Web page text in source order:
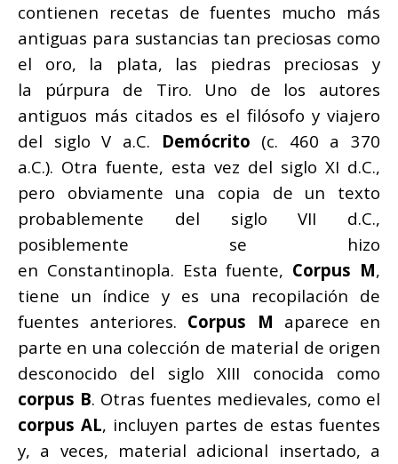
contienen recetas de fuentes mucho más
antiguas para sustancias tan preciosas como
el oro, la plata, las piedras preciosas y
la púrpura de Tiro. Uno de los autores
antiguos más citados es el filósofo y viajero
del siglo V a.C. Demócrito (c. 460 a 370
a.C.). Otra fuente, esta vez del siglo XI d.C.,
pero obviamente una copia de un texto
probablemente del siglo VII d.C.,
posiblemente se hizo
en Constantinopla. Esta fuente, Corpus M,
tiene un índice y es una recopilación de
fuentes anteriores. Corpus M aparece en
parte en una colección de material de origen
desconocido del siglo XIII conocida como
corpus B. Otras fuentes medievales, como el
corpus AL, incluyen partes de estas fuentes
y, a veces, material adicional insertado, a